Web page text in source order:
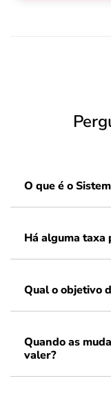
O que é o
Há alguma taxa
Qual o objetivo
Quando as
valer?